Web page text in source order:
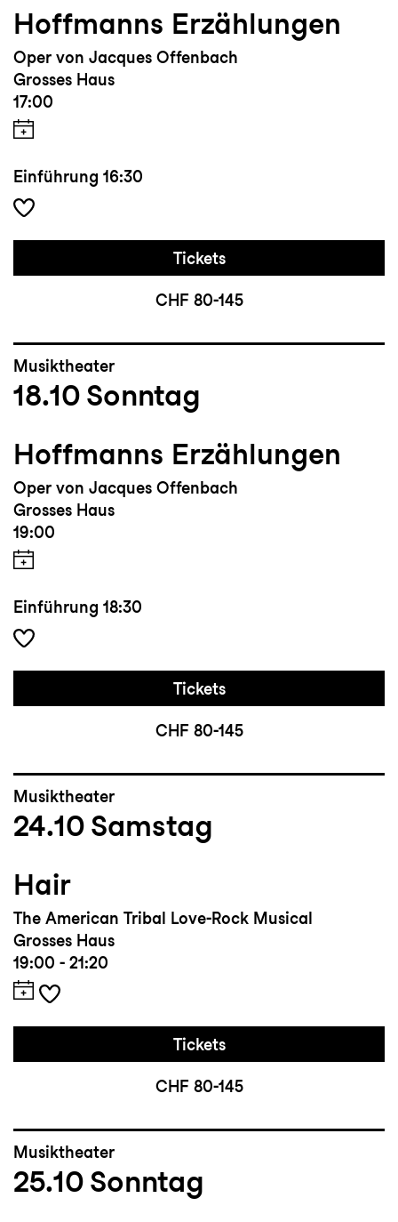
Hoffmanns Erzählungen
Oper von Jacques Offenbach
Grosses Haus
17:00
Einführung 16:30
Tickets
CHF 80-145
Musiktheater
18.10 Sonntag
Hoffmanns Erzählungen
Oper von Jacques Offenbach
Grosses Haus
19:00
Einführung 18:30
Tickets
CHF 80-145
Musiktheater
24.10 Samstag
Hair
The American Tribal Love-Rock Musical
Grosses Haus
19:00 - 21:20
Tickets
CHF 80-145
Musiktheater
25.10 Sonntag